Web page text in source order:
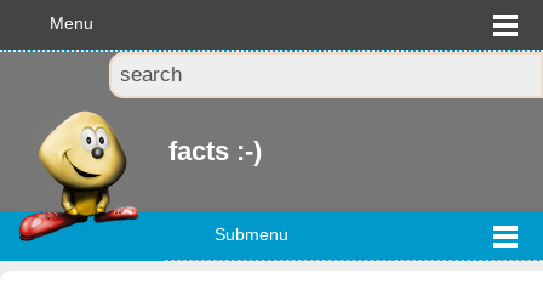
Menu
facts :-)
Submenu